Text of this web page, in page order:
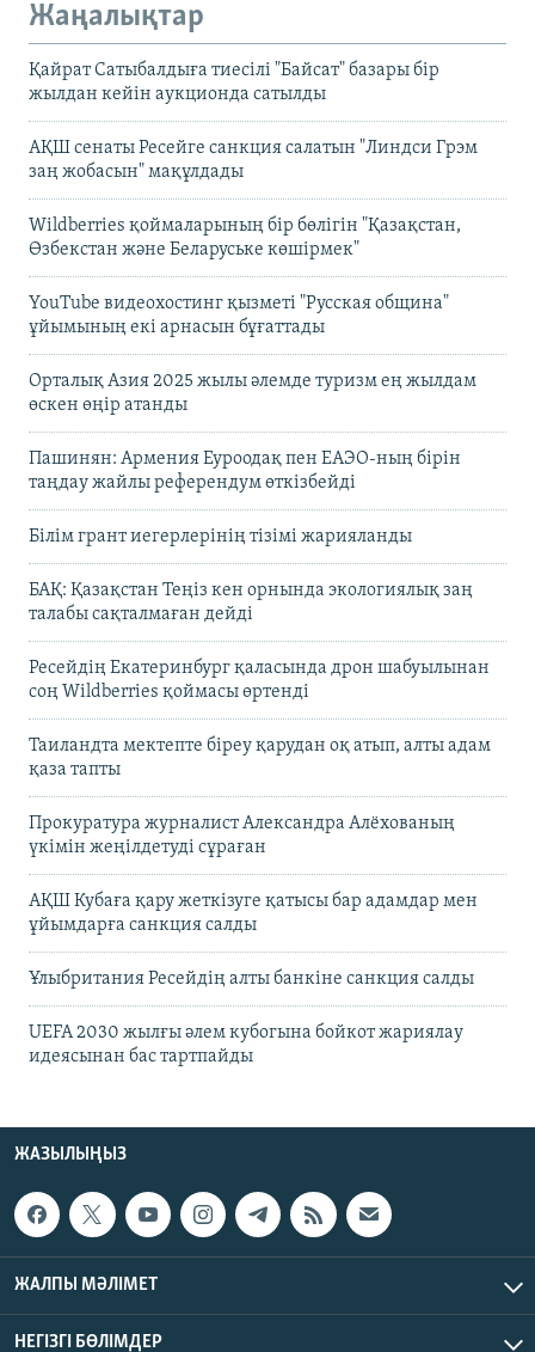
Жаңалықтар
Қайрат Сатыбалдыға тиесілі "Байсат" базары бір
жылдан кейін аукционда сатылды
АҚШ сенаты Ресейге санкция салатын "Линдси Грэм
заң жобасын" мақұлдады
Wildberries қоймаларының бір бөлігін "Қазақстан,
Өзбекстан және Беларуське көшірмек"
YouTube видеохостинг қызметі "Русская община"
ұйымының екі арнасын бұғаттады
Орталық Азия 2025 жылы әлемде туризм ең жылдам
өскен өңір атанды
Пашинян: Армения Еуроодақ пен ЕАЭО-ның бірін
таңдау жайлы референдум өткізбейді
Білім грант иегерлерінің тізімі жарияланды
БАҚ: Қазақстан Теңіз кен орнында экологиялық заң
талабы сақталмаған дейді
Ресейдің Екатеринбург қаласында дрон шабуылынан
соң Wildberries қоймасы өртенді
Таиландта мектепте біреу қарудан оқ атып, алты адам
қаза тапты
Прокуратура журналист Александра Алёхованың
үкімін жеңілдетуді сұраған
АҚШ Кубаға қару жеткізуге қатысы бар адамдар мен
ұйымдарға санкция салды
Ұлыбритания Ресейдің алты банкіне санкция салды
UEFA 2030 жылғы әлем кубогына бойкот жариялау
идеясынан бас тартпайды
ЖАЗЫЛЫҢЫЗ
ЖАЛПЫ МӘЛІМЕТ
НЕГІЗГІ БӨЛІМДЕР